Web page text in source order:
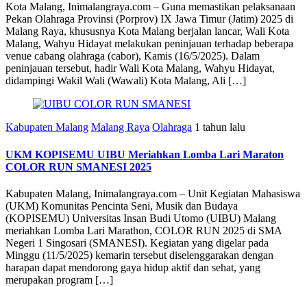
Kota Malang, Inimalangraya.com – Guna memastikan pelaksanaan
Pekan Olahraga Provinsi (Porprov) IX Jawa Timur (Jatim) 2025 di
Malang Raya, khususnya Kota Malang berjalan lancar, Wali Kota
Malang, Wahyu Hidayat melakukan peninjauan terhadap beberapa
venue cabang olahraga (cabor), Kamis (16/5/2025). Dalam
peninjauan tersebut, hadir Wali Kota Malang, Wahyu Hidayat,
didampingi Wakil Wali (Wawali) Kota Malang, Ali […]
Kabupaten Malang Malang Raya Olahraga 1 tahun lalu
UKM KOPISEMU UIBU Meriahkan Lomba Lari Maraton
COLOR RUN SMANESI 2025
Kabupaten Malang, Inimalangraya.com – Unit Kegiatan Mahasiswa
(UKM) Komunitas Pencinta Seni, Musik dan Budaya
(KOPISEMU) Universitas Insan Budi Utomo (UIBU) Malang
meriahkan Lomba Lari Marathon, COLOR RUN 2025 di SMA
Negeri 1 Singosari (SMANESI). Kegiatan yang digelar pada
Minggu (11/5/2025) kemarin tersebut diselenggarakan dengan
harapan dapat mendorong gaya hidup aktif dan sehat, yang
merupakan program […]